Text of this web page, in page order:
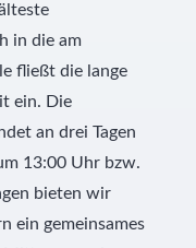
in die am
fließt die lange
ein. Die
an drei Tagen
13:00 Uhr bzw.
bieten wir
ein gemeinsames